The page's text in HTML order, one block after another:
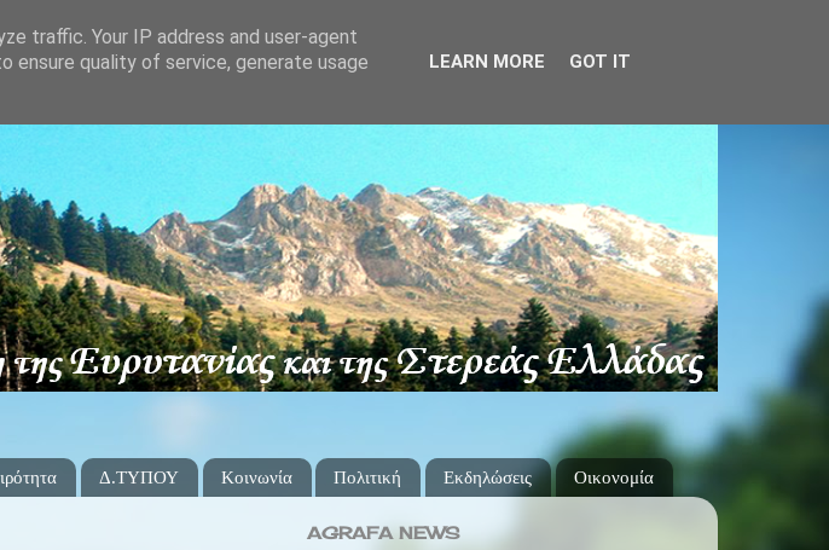
Δ.ΤΥΠΟΥ Κοινωνία Πολιτική Εκδηλώσεις Οικονομία
AGRAFA NEWS
traffic. Your IP address and user-agent
ensure quality of service, generate usage
LEARN MORE GOT IT